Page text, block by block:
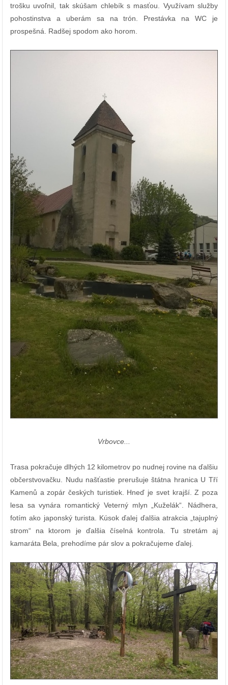
trošku uvoľnil, tak skúšam chlebík s masťou. Využívam služby
pohostinstva a uberám sa na trón. Prestávka na WC je
prospešná. Radšej spodom ako horom.
Vrbovce...
Trasa pokračuje dlhých 12 kilometrov po nudnej rovine na ďalšiu
občerstvovačku. Nudu našťastie prerušuje štátna hranica U Tří
Kamenů a zopár českých turistiek. Hneď je svet krajší. Z poza
lesa sa vynára romantický Veterný mlyn „Kuželák“. Nádhera,
fotím ako japonský turista. Kúsok ďalej ďalšia atrakcia „tajuplný
strom“ na ktorom je ďalšia číselná kontrola. Tu stretám aj
kamaráta Bela, prehodíme pár slov a pokračujeme ďalej.